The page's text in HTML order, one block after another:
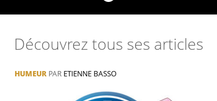
Découvrez tous ses articles
HUMEUR PAR ETIENNE BASSO